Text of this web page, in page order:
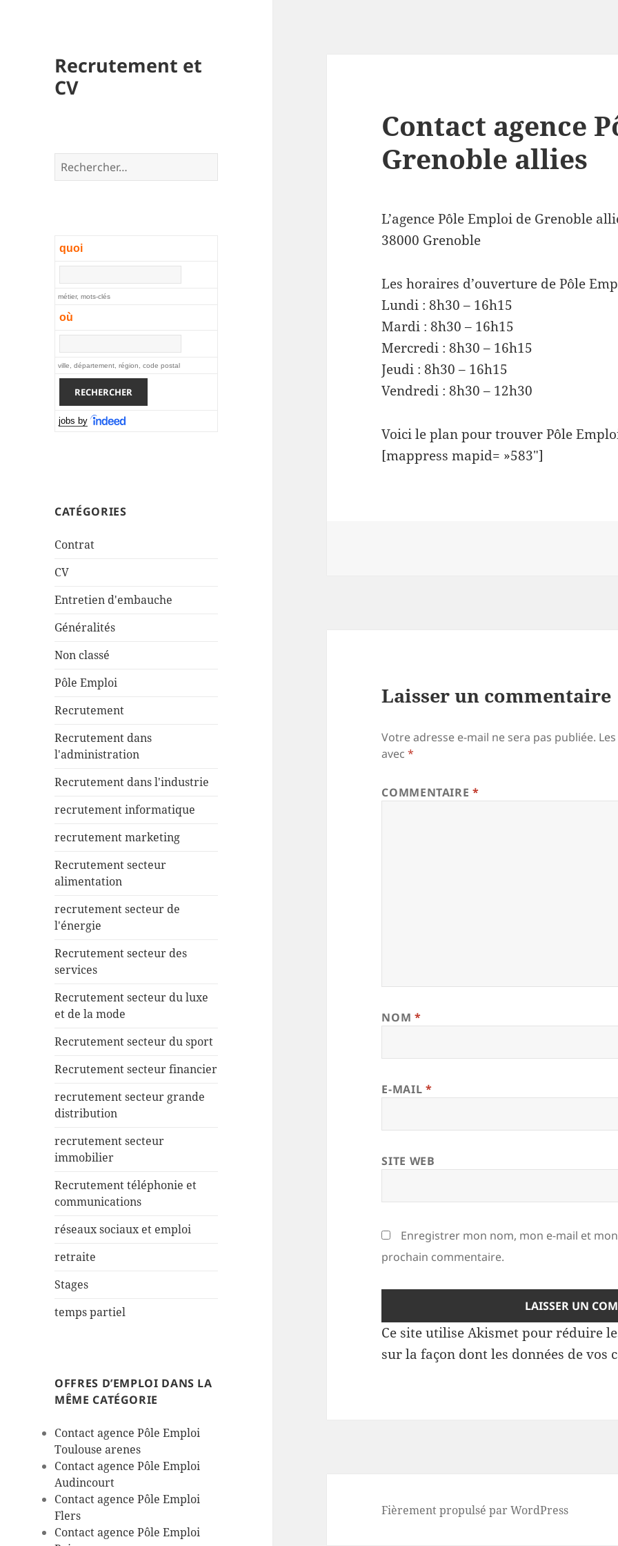
Recrutement et
CV
Rechercher :
quoi
métier, mots-clés
où
ville, département, région, code postal
jobs by
CATÉGORIES
Contrat
CV
Entretien d'embauche
Généralités
Non classé
Pôle Emploi
Recrutement
Recrutement dans
l'administration
Recrutement dans l'industrie
recrutement informatique
recrutement marketing
Recrutement secteur
alimentation
recrutement secteur de
l'énergie
Recrutement secteur des
services
Recrutement secteur du luxe
et de la mode
Recrutement secteur du sport
Recrutement secteur financier
recrutement secteur grande
distribution
recrutement secteur
immobilier
Recrutement téléphonie et
communications
réseaux sociaux et emploi
retraite
Stages
temps partiel
OFFRES D’EMPLOI DANS LA
MÊME CATÉGORIE
Contact agence Pôle Emploi
Toulouse arenes
Contact agence Pôle Emploi
Audincourt
Contact agence Pôle Emploi
Flers
Contact agence Pôle Emploi
Contact agence
Grenoble allies
L’agence Pôle Emploi de Grenoble
38000 Grenoble
Les horaires d’ouverture de Pôle
Lundi : 8h30 – 16h15
Mardi : 8h30 – 16h15
Mercredi : 8h30 – 16h15
Jeudi : 8h30 – 16h15
Vendredi : 8h30 – 12h30
Voici le plan pour trouver Pôle
[mappress mapid= »583″]
Laisser un commentaire
Votre adresse e-mail ne sera pas publiée.
avec*
COMMENTAIRE*
NOM *
E-MAIL *
SITE WEB
Enregistrer mon nom, mon e-mail et
prochain commentaire.
Ce site utilise Akismet pour réduire
sur la façon dont les données de vos
Fièrement propulsé par WordPress